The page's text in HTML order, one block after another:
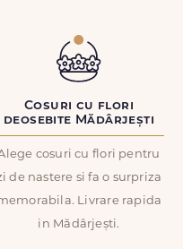
Cosuri cu flori
deosebite Mădârjești
cosuri cu flori pentru
de nastere si fa o surpriza
Livrare rapida
in Mădârjești.